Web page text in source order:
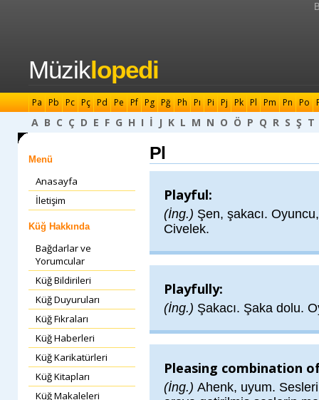
Müziklopedi
Pa Pb Pc Pç Pd Pe Pf Pg Pğ Ph Pı Pi Pj Pk Pl Pm Pn Po
A B C Ç D E F G H I İ J K L M N O Ö P Q R S Ş T
Menü
Anasayfa
İletişim
Küğ Hakkında
Bağdarlar ve
Yorumcular
Küğ Bildirileri
Küğ Duyuruları
Küğ Fıkraları
Küğ Haberleri
Küğ Karikatürleri
Küğ Kitapları
Küğ Makaleleri
Pl
Playful:
(İng.) Şen, şakacı.
Civelek.
Playfully:
(İng.) Şakacı. Şaka dolu.
Pleasing combination
(İng.) Ahenk, uyum.